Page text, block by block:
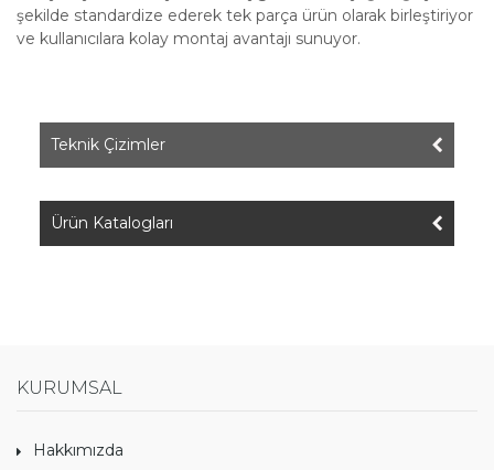
şekilde standardize ederek tek parça ürün olarak birleştiriyor
ve kullanıcılara kolay montaj avantajı sunuyor.
Teknik Çizimler
Ürün Katalogları
KURUMSAL
Hakkımızda